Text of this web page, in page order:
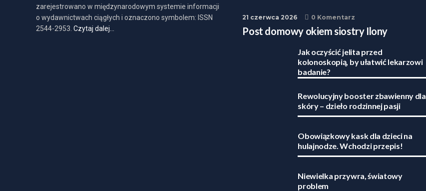
zarejestrowano w międzynarodowym systemie informacji
o wydawnictwach ciągłych i oznaczono symbolem: ISSN
2544-2953. Czytaj dalej…
21 czerwca 2026 0 Komentarz
Post domowy okiem siostry Ilony
Jak oczyścić jelita przed
kolonoskopią, by ułatwić lekarzowi
badanie?
Rewolucyjny booster zbawienny dla
skóry – dzieło rodzinnej pasji
Obowiązkowy kask dla dzieci na
hulajnodze. Wchodzi przepis!
Niewielka przywra, światowy
problem